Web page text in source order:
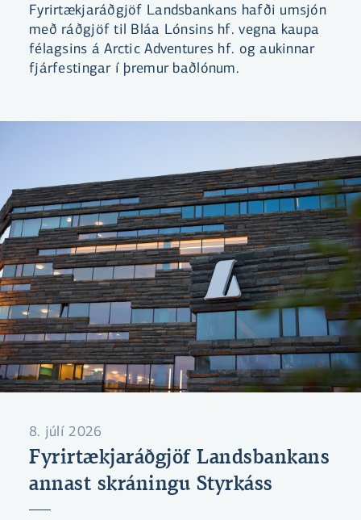
Fyrirtækjaráðgjöf Landsbankans hafði umsjón
með ráðgjöf til Bláa Lónsins hf. vegna kaupa
félagsins á Arctic Adventures hf. og aukinnar
fjárfestingar í þremur baðlónum.
8. júlí 2026
Fyrirtækjaráðgjöf Landsbankans
annast skráningu Styrkáss